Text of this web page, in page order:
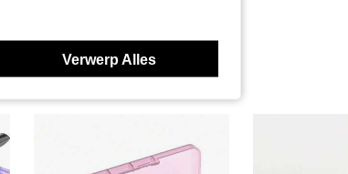
Verwerp Alles